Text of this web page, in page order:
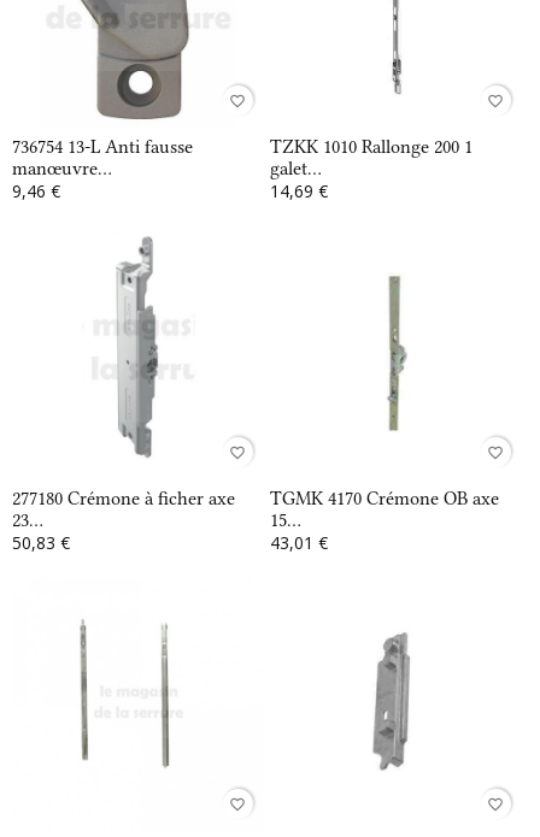
favorite_border
736754 13-L Anti fausse
manœuvre...
9,46 €
favorite_border
TZKK 1010 Rallonge 200 1
galet...
14,69 €
favorite_border
277180 Crémone à ficher axe
23...
50,83 €
favorite_border
TGMK 4170 Crémone OB axe
15...
43,01 €
favorite_border favorite_border